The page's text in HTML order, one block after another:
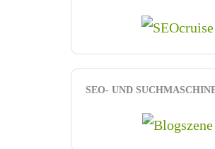
SEO- UND